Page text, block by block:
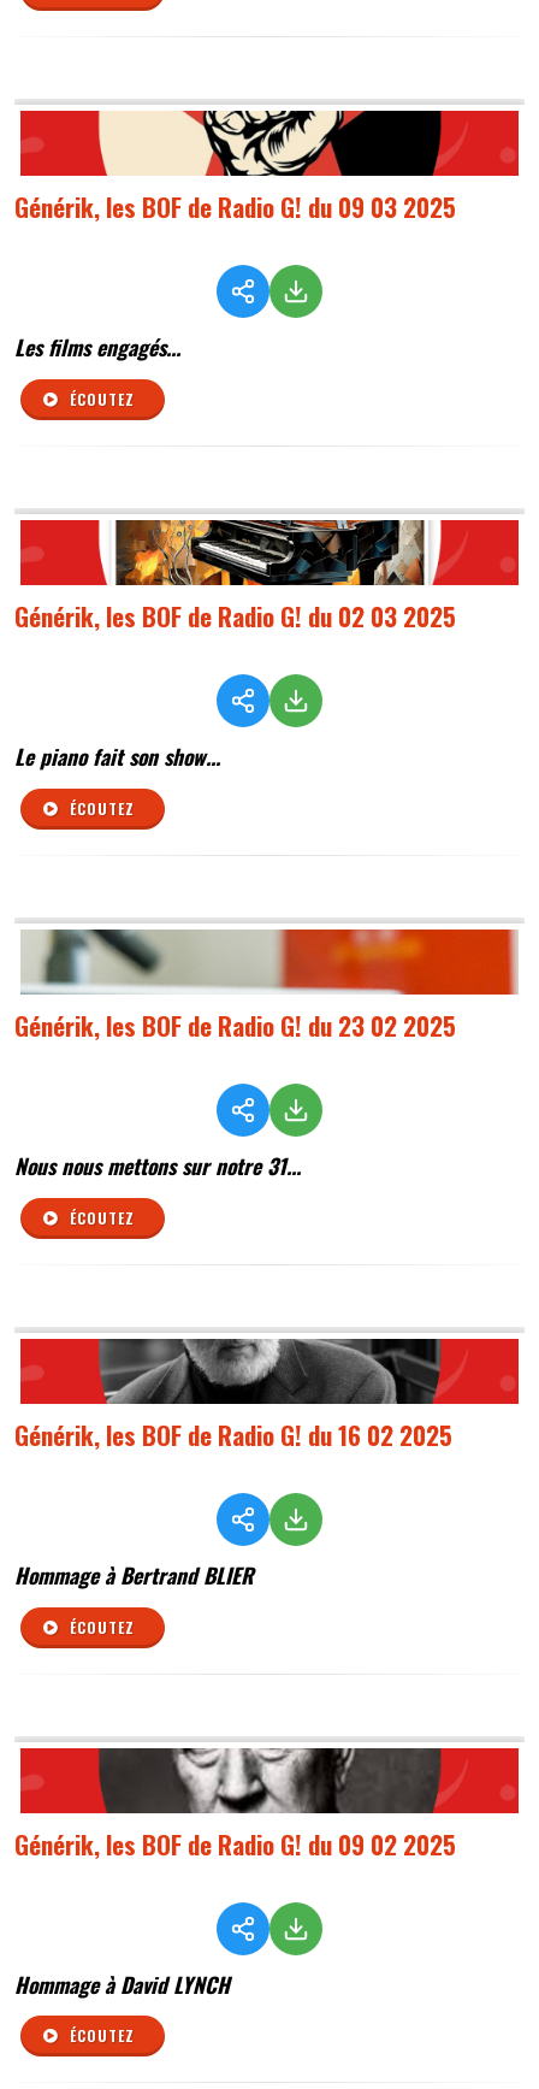
Générik, les BOF de Radio G! du 09 03 2025
Les films engagés...
ÉCOUTEZ
Générik, les BOF de Radio G! du 02 03 2025
Le piano fait son show...
ÉCOUTEZ
Générik, les BOF de Radio G! du 23 02 2025
Nous nous mettons sur notre 31...
ÉCOUTEZ
Générik, les BOF de Radio G! du 16 02 2025
Hommage à Bertrand BLIER
ÉCOUTEZ
Générik, les BOF de Radio G! du 09 02 2025
Hommage à David LYNCH
ÉCOUTEZ